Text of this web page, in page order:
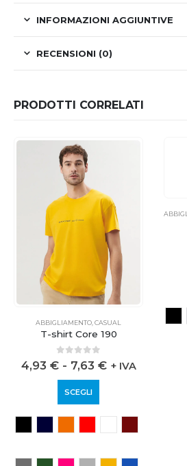
INFORMAZIONI AGGIUNTIVE
RECENSIONI (0)
PRODOTTI CORRELATI
ABBIGLIAMENTO CASUAL
T-shirt Core 190
0 out of 5
4,93 € - 7,63 € + IVA
SCEGLI